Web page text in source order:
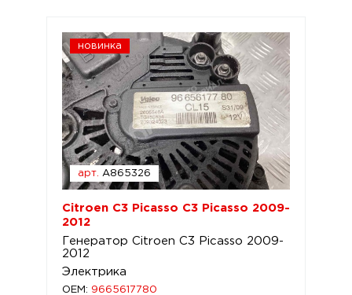
новинка
арт. A865326
Citroen C3 Picasso C3 Picasso 2009-
2012
Генератор Citroen C3 Picasso 2009-
2012
Электрика
OEM: 9665617780